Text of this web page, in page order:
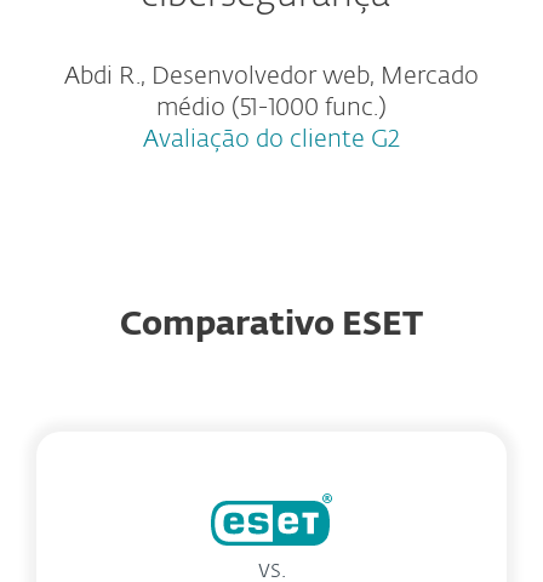
Abdi R., Desenvolvedor web, Mercado
médio (51-1000 func.)
Avaliação do cliente G2
Comparativo ESET
vs.